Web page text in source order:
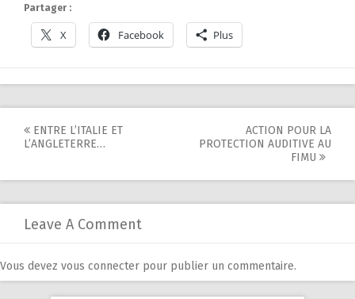
Partager :
X Facebook Plus
Post
ENTRE L’ITALIE ET
L’ANGLETERRE…
ACTION POUR LA
PROTECTION AUDITIVE AU
FIMU
Leave A Comment
Vous devez vous connecter pour publier un commentaire.